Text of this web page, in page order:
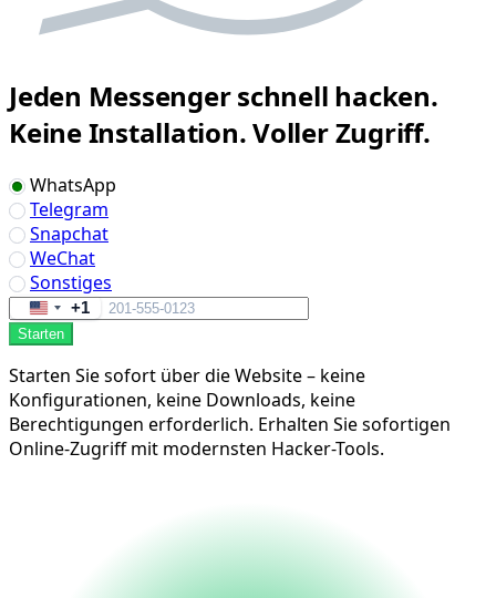
Jeden Messenger schnell hacken.
Keine Installation. Voller Zugriff.
WhatsApp
Telegram
Snapchat
WeChat
Sonstiges
United
States
+1
Starten
Starten Sie sofort über die Website – keine
Konfigurationen, keine Downloads, keine
Berechtigungen erforderlich. Erhalten Sie sofortigen
Online-Zugriff mit modernsten Hacker-Tools.